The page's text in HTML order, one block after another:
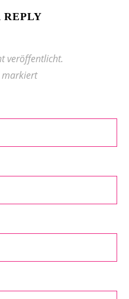
REPLY
veröffentlicht.
markiert